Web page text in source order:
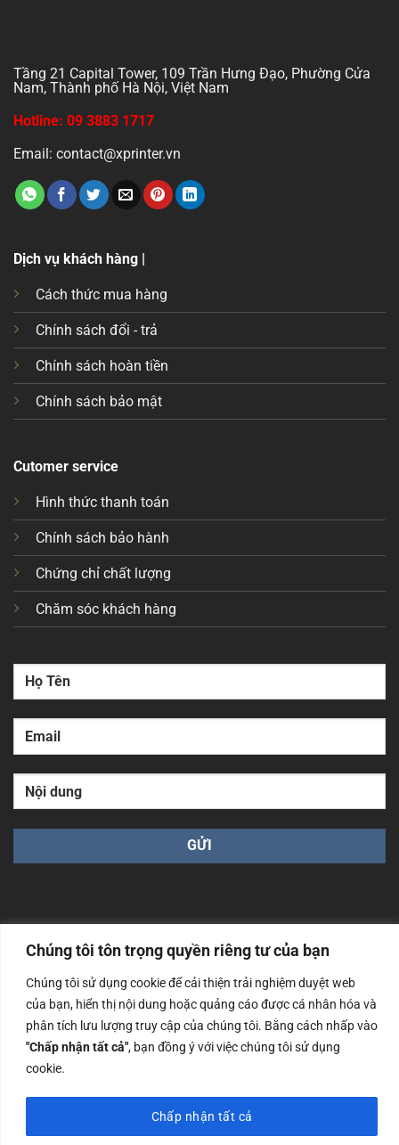
Chúng tôi tôn trọng quyền riêng tư của bạn
Chúng tôi sử dụng cookie để cải thiện trải nghiệm duyệt web
của bạn, hiển thị nội dung hoặc quảng cáo được cá nhân hóa và
phân tích lưu lượng truy cập của chúng tôi. Bằng cách nhấp vào
"Chấp nhận tất cả", bạn đồng ý với việc chúng tôi sử dụng
cookie.
Chấp nhận tất cả
Tầng 21 Capital Tower, 109 Trần Hưng Đạo, Phường Cửa
Nam, Thành phố Hà Nội, Việt Nam
Hotline: 09 3883 1717
Email: contact@xprinter.vn
Dịch vụ khách hàng |
Cách thức mua hàng
Chính sách đổi - trả
Chính sách hoàn tiền
Chính sách bảo mật
Cutomer service
Hình thức thanh toán
Chính sách bảo hành
Chứng chỉ chất lượng
Chăm sóc khách hàng
Công ty TNHH Nam Bình Xương - Số ĐKKD: 0108783483
cấp ngày 14/06/2019 bởi Sở Kế Hoạch và Đầu Tư Tp. Hà
Nội
Copyrights @2023 Nam Binh Xuong. All Rights Reserved